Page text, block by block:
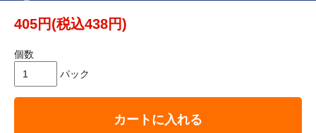
405円(税込438円)
個数
パック
カートに入れる